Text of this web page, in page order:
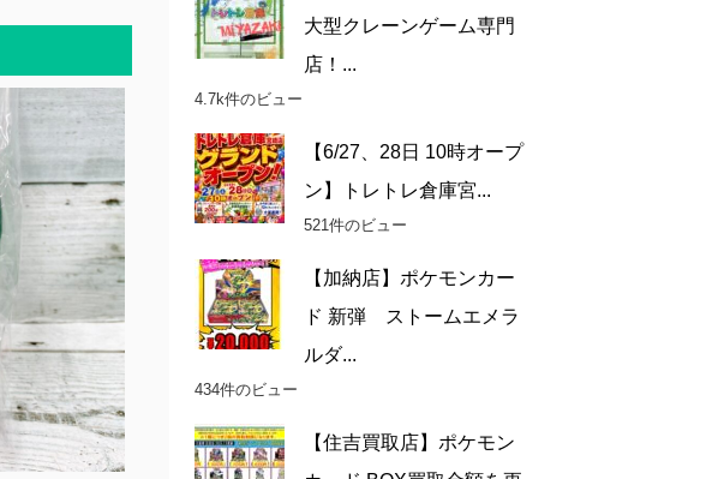
大型クレーンゲーム専門
店！...
4.7k件のビュー
【6/27、28日 10時オープ
ン】トレトレ倉庫宮...
521件のビュー
【加納店】ポケモンカー
ド 新弾 ストームエメラ
ルダ...
434件のビュー
【住吉買取店】ポケモン